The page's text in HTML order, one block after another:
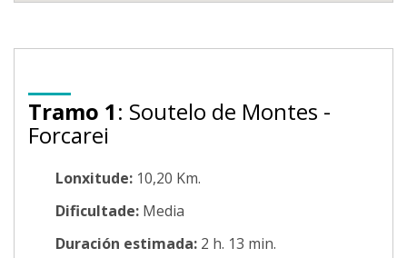
Tramo 1: Soutelo de Montes -
Forcarei
Lonxitude: 10,20 Km.
Dificultade: Media
Duración estimada: 2 h. 13 min.